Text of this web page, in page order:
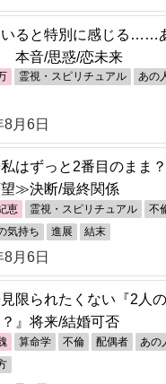
いると特別に感じる……
本音/思惑/恋未来
霊視・スピリチュアル あの
月6日
はずっと2番目のまま
望≫決断/最終関係
恵 霊視・スピリチュアル 不
気持ち 進展 結末
月6日
限られたくない『2人
』将来/結婚可否
算命学 不倫 配偶者 あの